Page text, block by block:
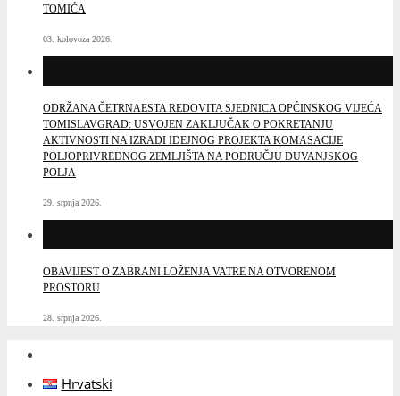
TOMIĆA
03. kolovoza 2026.
ODRŽANA ČETRNAESTA REDOVITA SJEDNICA OPĆINSKOG VIJEĆA
TOMISLAVGRAD: USVOJEN ZAKLJUČAK O POKRETANJU
AKTIVNOSTI NA IZRADI IDEJNOG PROJEKTA KOMASACIJE
POLJOPRIVREDNOG ZEMLJIŠTA NA PODRUČJU DUVANJSKOG
POLJA
29. srpnja 2026.
OBAVIJEST O ZABRANI LOŽENJA VATRE NA OTVORENOM
PROSTORU
28. srpnja 2026.
Hrvatski